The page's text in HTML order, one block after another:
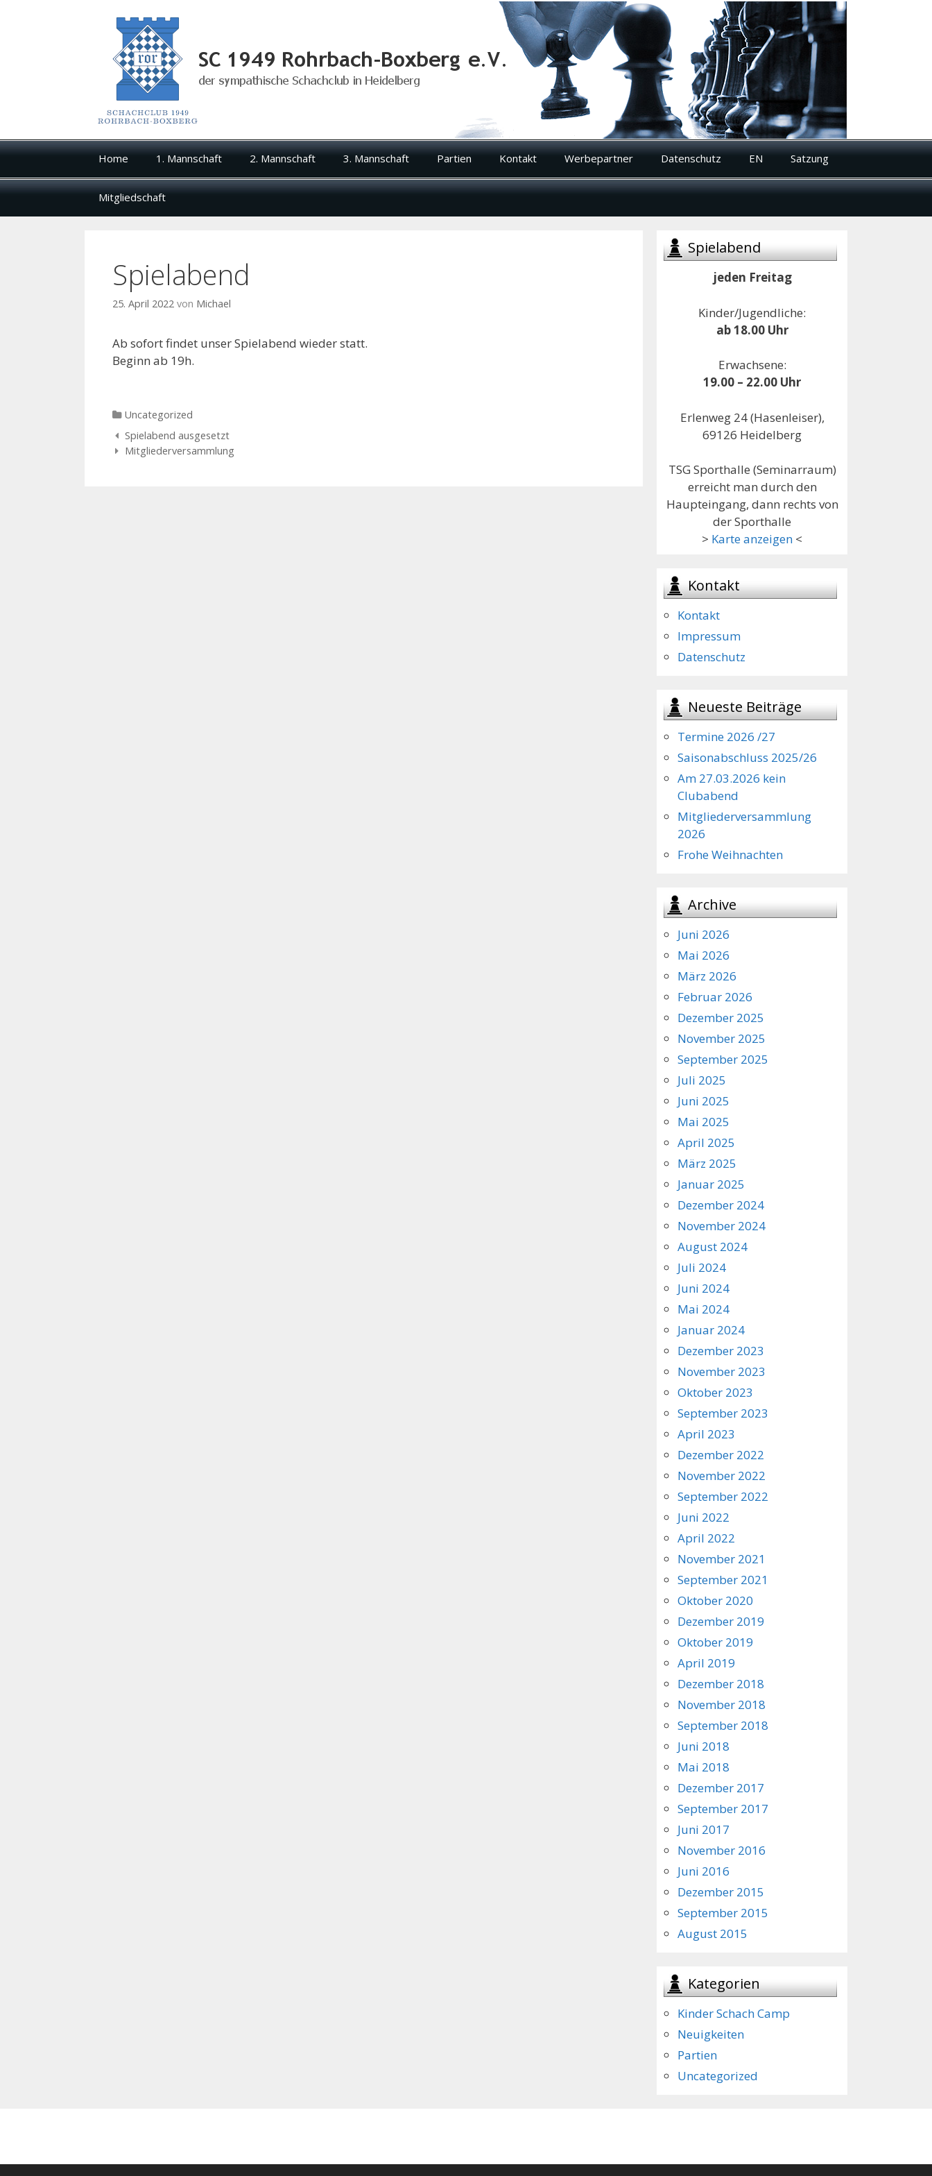
Zum
InhaltHome 1. Mannschaft 2. Mannschaft 3. Mannschaft Partien Kontakt Werbepartner Datenschutz EN Satzung
Mitgliedschaft
Spielabend
25. April 2022 von Michael
Ab sofort findet unser Spielabend wieder statt.
Beginn ab 19h.
Categories
Uncategorized
Navigation
der
Spielabend ausgesetzt
Mitgliederversammlung
Spielabend
jeden Freitag
Kinder/Jugendliche:
ab 18.00 Uhr
Erwachsene:
19.00 – 22.00 Uhr
Erlenweg 24 (Hasenleiser),
69126 Heidelberg
TSG Sporthalle (Seminarraum)
erreicht man durch den
Haupteingang, dann rechts von
der Sporthalle
> Karte anzeigen <
Kontakt
Kontakt
Impressum
Datenschutz
Neueste Beiträge
Termine 2026 /27
Saisonabschluss 2025/26
Am 27.03.2026 kein
Clubabend
Mitgliederversammlung
2026
Frohe Weihnachten
Archive
Juni 2026
Mai 2026
März 2026
Februar 2026
Dezember 2025
November 2025
September 2025
Juli 2025
Juni 2025
Mai 2025
April 2025
März 2025
Januar 2025
Dezember 2024
November 2024
August 2024
Juli 2024
Juni 2024
Mai 2024
Januar 2024
Dezember 2023
November 2023
Oktober 2023
September 2023
April 2023
Dezember 2022
November 2022
September 2022
Juni 2022
April 2022
November 2021
September 2021
Oktober 2020
Dezember 2019
Oktober 2019
April 2019
Dezember 2018
November 2018
September 2018
Juni 2018
Mai 2018
Dezember 2017
September 2017
Juni 2017
November 2016
Juni 2016
Dezember 2015
September 2015
August 2015
Kategorien
Kinder Schach Camp
Neuigkeiten
Partien
Uncategorized